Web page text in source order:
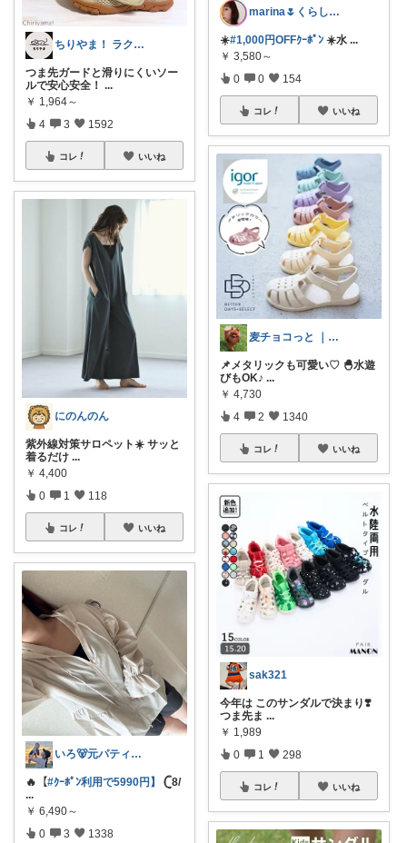
ちりやま！ ラク×便利グッズ🫧
つま先ガードと滑りにくいソー
ルで安心安全！ ...
￥ 1,964～
4 3 1592
コレ いいね
にのんのん
紫外線対策サロペット☀️ サッと
着るだけ ...
￥ 4,400
0 1 118
コレ いいね
いろ🐻元パティシエ🍫
🔥【#ｸｰﾎﾟﾝ利用で5990円】
𓊆8/
...
￥ 6,490～
0 3 1338
marina🌷くらしとおしゃれ🏠💄
☀️#1,000円OFFｸｰﾎﾟﾝ ☀️水 ...
￥ 3,580～
0 0 154
コレ いいね
麦チョコっと ｜ キッズ＆ベビー 夏
📌メタリックも可愛い♡ 🐣水遊
びもOK♪ ...
￥ 4,730
4 2 1340
コレ いいね
sak321
今年は このサンダルで決まり❣️
つま先ま ...
￥ 1,989
0 1 298
コレ いいね